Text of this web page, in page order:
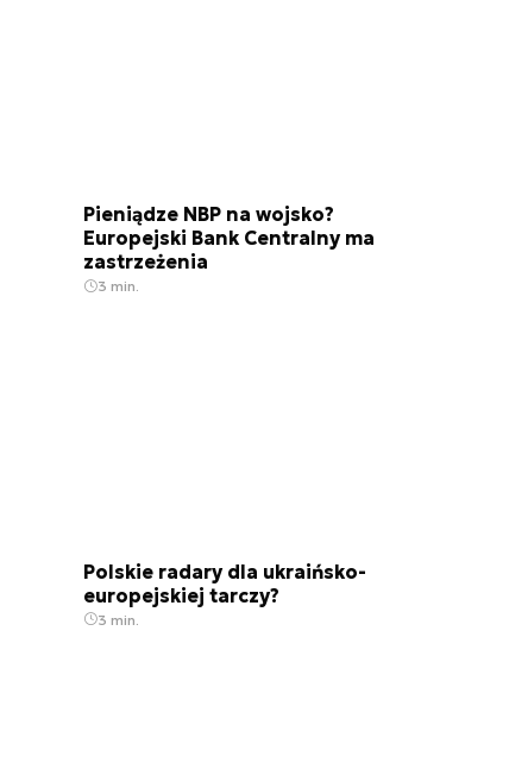
Pieniądze NBP na wojsko?
Europejski Bank Centralny ma
zastrzeżenia
3 min.
Polskie radary dla ukraińsko-
europejskiej tarczy?
3 min.